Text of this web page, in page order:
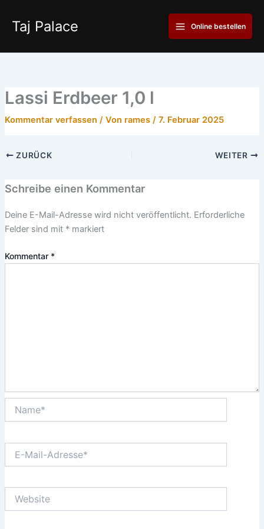
Inhalt
springen
Taj Palace
Main
Menu
Online bestellen
Lassi Erdbeer 1,0 l
Kommentar verfassen / Von rames / 7. Februar 2025
ZURÜCK WEITER
Schreibe einen Kommentar
Deine E-Mail-Adresse wird nicht veröffentlicht. Erforderliche
Felder sind mit *markiert
Kommentar *
Mail-